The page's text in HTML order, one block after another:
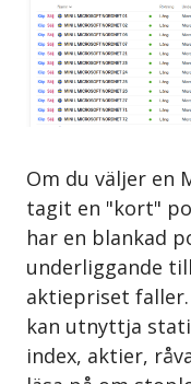
Om du väljer en
tagit en "kort"
har en blankad
underliggande
aktiepriset
kan utnyttja
index, aktier,